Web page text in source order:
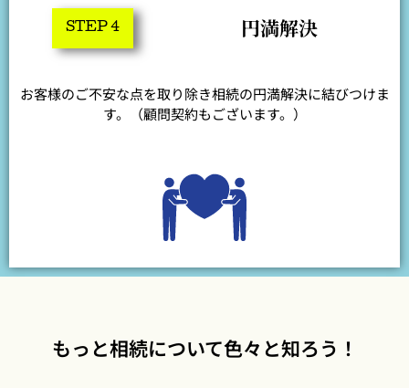
STEP 4 円満解決
お客様のご不安な点を取り除き相続の円満解決に結びつけま
す。（顧問契約もございます。）
もっと相続について色々と知ろう！